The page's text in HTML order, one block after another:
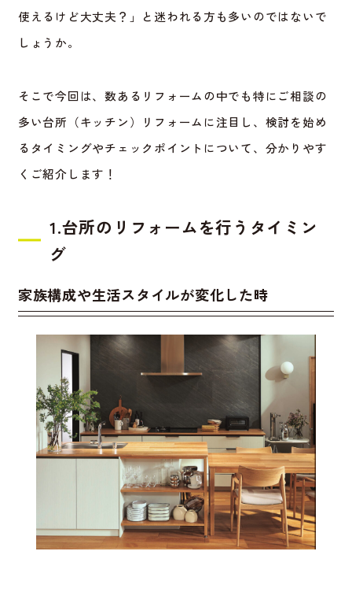
使えるけど大丈夫？」と迷われる方も多いのではないで
しょうか。
そこで今回は、数あるリフォームの中でも特にご相談の
多い台所（キッチン）リフォームに注目し、検討を始め
るタイミングやチェックポイントについて、分かりやす
くご紹介します！
1.台所のリフォームを行うタイミン
グ
家族構成や生活スタイルが変化した時